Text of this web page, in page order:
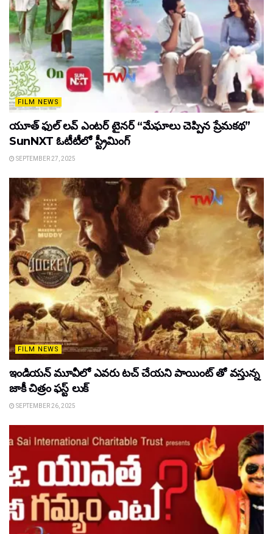
FILM NEWS
యూత్ ఫుల్ లవ్ ఎంటర్ టైనర్ “మేఘాలు చెప్పిన ప్రేమకథ”
SunNXT ఓటీటీలో స్ట్రీమింగ్
SEPTEMBER 27, 2025
FILM NEWS
ఇండియన్ మూవీలో ఎవరు టచ్ చేయని పాయింట్ తో వస్తున్న
జాకీ చిత్రం ఫస్ట్ లుక్
SEPTEMBER 26, 2025